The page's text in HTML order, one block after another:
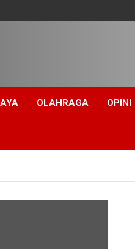
OLAHRAGA OPINI